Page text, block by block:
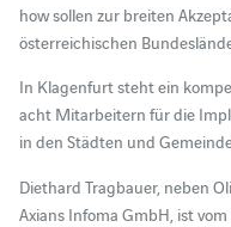
how sollen zur breiten
österreichischen
In Klagenfurt steht ein
acht Mitarbeitern für die
in den Städten und
Diethard Tragbauer, neben
Axians Infoma GmbH, ist